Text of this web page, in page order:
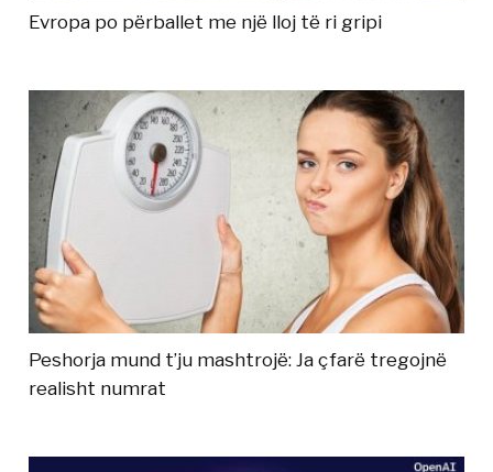
Evropa po përballet me një lloj të ri gripi
Peshorja mund t’ju mashtrojë: Ja çfarë tregojnë
realisht numrat